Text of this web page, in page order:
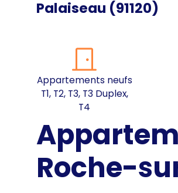
Palaiseau (91120)
Appartements neufs
T1, T2, T3, T3 Duplex,
T4
Roche-